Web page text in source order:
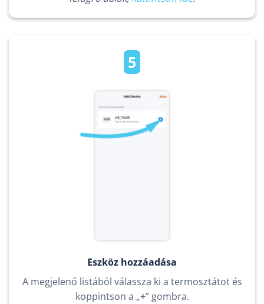
5
Eszköz hozzáadása
A megjelenő listából válassza ki a termosztátot és
koppintson a „+” gombra.